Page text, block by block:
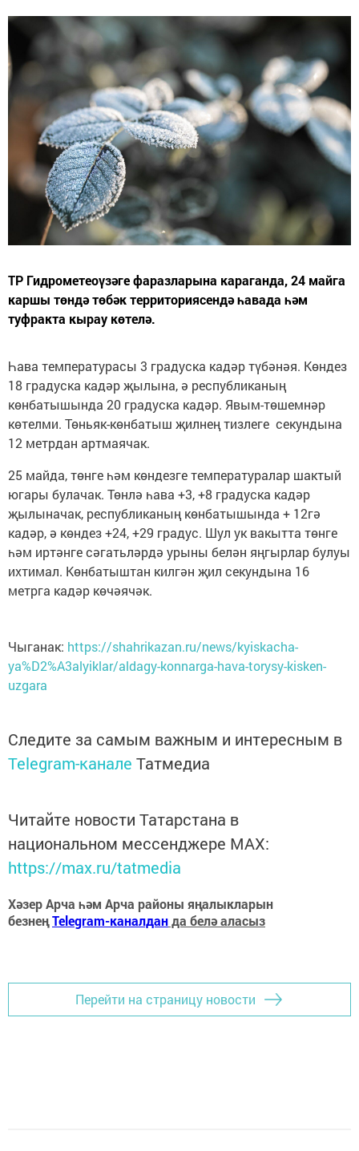
ТР Гидрометеоүзәге фаразларына караганда, 24 майга
каршы төндә төбәк территориясендә һавада һәм
туфракта кырау көтелә.
Һава температурасы 3 градуска кадәр түбәнәя. Көндез
18 градуска кадәр җылына, ә республиканың
көнбатышында 20 градуска кадәр. Явым-төшемнәр
көтелми. Төньяк-көнбатыш җилнең тизлеге секундына
12 метрдан артмаячак.
25 майда, төнге һәм көндезге температуралар шактый
югары булачак. Төнлә һава +3, +8 градуска кадәр
җылыначак, республиканың көнбатышында + 12гә
кадәр, ә көндез +24, +29 градус. Шул ук вакытта төнге
һәм иртәнге сәгатьләрдә урыны белән яңгырлар булуы
ихтимал. Көнбатыштан килгән җил секундына 16
метрга кадәр көчәячәк.
Чыганак: https://shahrikazan.ru/news/kyiskacha-
ya%D2%A3alyiklar/aldagy-konnarga-hava-torysy-kisken-
uzgara
Следите за самым важным и интересным в
Telegram-канале Татмедиа
Читайте новости Татарстана в
национальном мессенджере MАХ:
https://max.ru/tatmedia
Хәзер Арча һәм Арча районы яңалыкларын
безнеңTelegram-каналданда белә аласыз
Перейти на страницу новости